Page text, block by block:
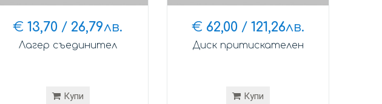
€13,70 / 26,79лв.
Лагер съединител
Купи
€ 62,00 /121,26лв.
Диск притискателен
Купи